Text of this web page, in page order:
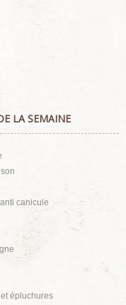
LA SEMAINE
canicule
épluchures